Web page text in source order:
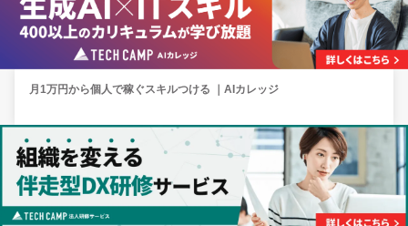
月1万円から個人で稼ぐスキルつける ｜AIカレッジ